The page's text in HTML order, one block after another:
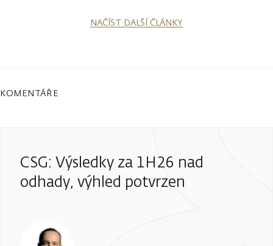
NAČÍST DALŠÍ ČLÁNKY
KOMENTÁŘE
CSG: Výsledky za 1H26 nad
odhady, výhled potvrzen